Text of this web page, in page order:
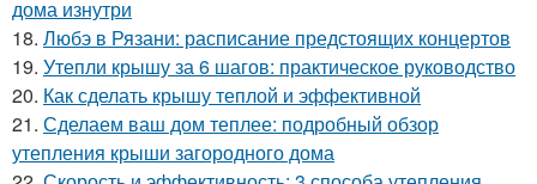
дома изнутри
18. Любэ в Рязани: расписание предстоящих концертов
19. Утепли крышу за 6 шагов: практическое руководство
20. Как сделать крышу теплой и эффективной
21. Сделаем ваш дом теплее: подробный обзор
утепления крыши загородного дома